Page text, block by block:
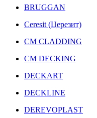
BRUGGAN
Ceresit (Церезит)
CM CLADDING
CM DECKING
DECKART
DECKLINE
DEREVOPLAST